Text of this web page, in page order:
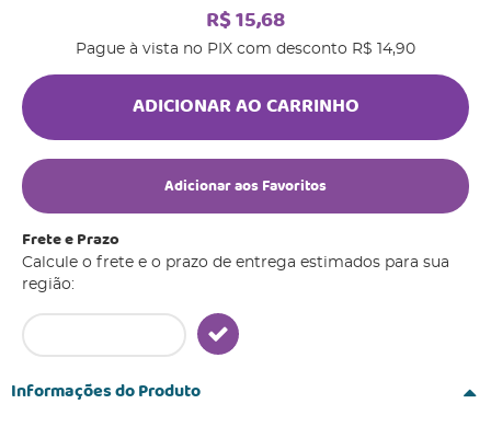
R$ 15,68
Pague à vista no PIX com desconto R$ 14,90
ADICIONAR AO CARRINHO
Adicionar aos Favoritos
Frete e Prazo
Calcule o frete e o prazo de entrega estimados para sua
região:
Informações do Produto